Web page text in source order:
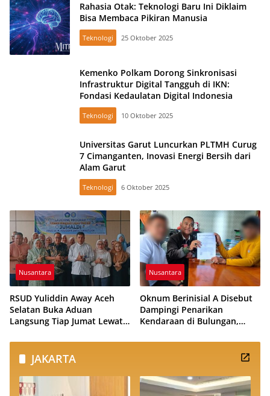
Rahasia Otak: Teknologi Baru Ini Diklaim
Bisa Membaca Pikiran Manusia
Teknologi 25 Oktober 2025
Kemenko Polkam Dorong Sinkronisasi
Infrastruktur Digital Tangguh di IKN:
Fondasi Kedaulatan Digital Indonesia
Teknologi 10 Oktober 2025
Universitas Garut Luncurkan PLTMH Curug
7 Cimanganten, Inovasi Energi Bersih dari
Alam Garut
Teknologi 6 Oktober 2025
Nusantara
RSUD Yuliddin Away Aceh
Selatan Buka Aduan
Langsung Tiap Jumat Lewat
Nusantara
Oknum Berinisial A Disebut
Dampingi Penarikan
Kendaraan di Bulungan,
JAKARTA